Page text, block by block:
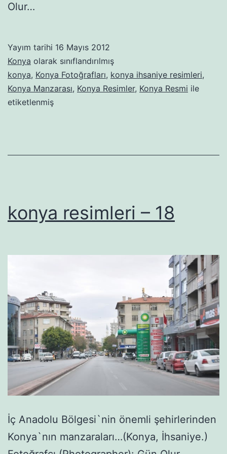
Olur…
Yayım tarihi 16 Mayıs 2012
Konya olarak sınıflandırılmış
konya, Konya Fotoğrafları, konya ihsaniye resimleri,
Konya Manzarası, Konya Resimler, Konya Resmi ile
etiketlenmiş
konya resimleri – 18
İç Anadolu Bölgesi`nin önemli şehirlerinden
Konya`nın manzaraları…(Konya, İhsaniye.)